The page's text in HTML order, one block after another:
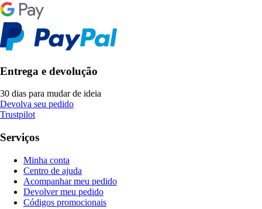
Entrega e devolução
30 dias para mudar de ideia
Devolva seu pedido
Trustpilot
Serviços
Minha conta
Centro de ajuda
Acompanhar meu pedido
Devolver meu pedido
Códigos promocionais